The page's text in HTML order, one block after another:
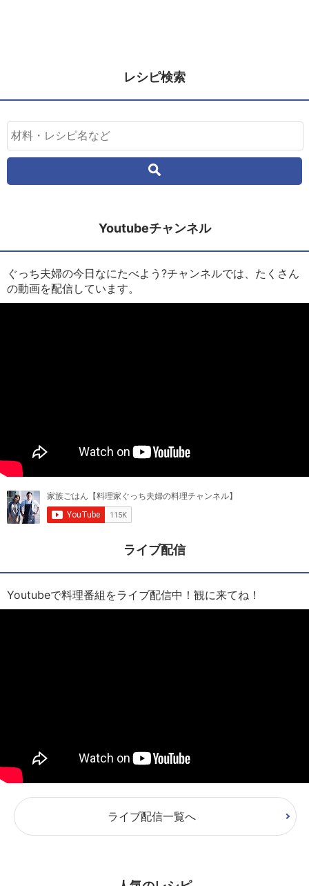
レシピ検索
Youtubeチャンネル
ぐっち夫婦の今日なにたべよう?チャンネルでは、たくさん
の動画を配信しています。
ライブ配信
Youtubeで料理番組をライブ配信中！観に来てね！
ライブ配信一覧へ